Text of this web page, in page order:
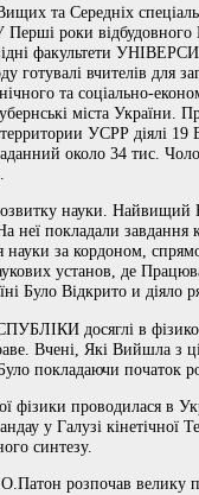
та Середніх
роки відбудовного
факультети
готувалі вчителів для
та соціально-
міста України.
УСРР діялі 19
около 34 тис.
науки.
неї покладали
науки за кордоном,
установ, де
Було Відкрито и діяло
досяглі в
Вчені, Які Вийшла з
покладаючи початок
фізики проводилася в
у Галузі кінетічної
синтезу.
розпочав велику